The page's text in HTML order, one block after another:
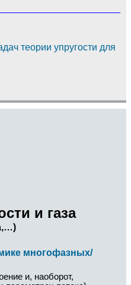
теории упругости для
и газа
многофазных/
и, наоборот,